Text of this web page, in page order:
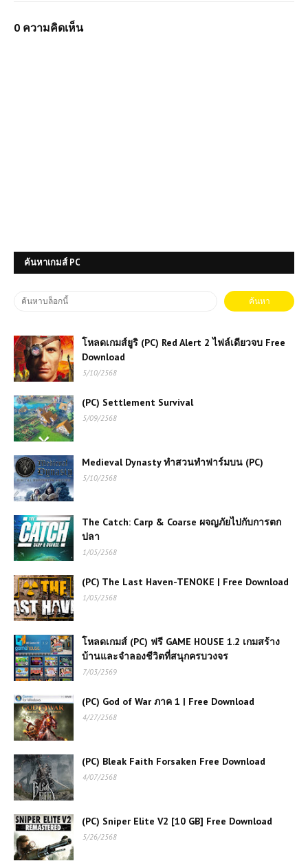
0 ความคิดเห็น
ค้นหาเกมส์ PC
โหลดเกมส์ยูริ (PC) Red Alert 2 ไฟล์เดียวจบ Free
Download
5/10/2568
(PC) Settlement Survival
5/09/2568
Medieval Dynasty ทำสวนทำฟาร์มบน (PC)
5/10/2568
The Catch: Carp & Coarse ผจญภัยไปกับการตก
ปลา
1/05/2568
(PC) The Last Haven-TENOKE | Free Download
1/05/2568
โหลดเกมส์ (PC) ฟรี GAME HOUSE 1.2 เกมสร้าง
บ้านและจำลองชีวิตที่สนุกครบวงจร
7/03/2569
(PC) God of War ภาค 1 | Free Download
4/27/2568
(PC) Bleak Faith Forsaken Free Download
4/07/2568
(PC) Sniper Elite V2 [10 GB] Free Download
5/26/2568